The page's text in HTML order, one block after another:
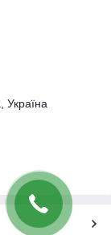
Україна